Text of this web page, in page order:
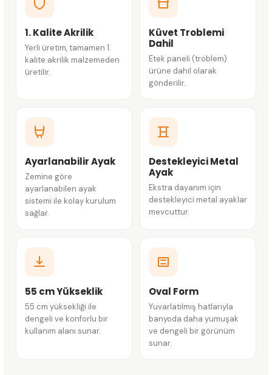
1. Kalite Akrilik
Yerli üretim, tamamen 1.
kalite akrilik malzemeden
üretilir.
Küvet Troblemi
Dahil
Etek paneli (troblem)
ürüne dahil olarak
gönderilir.
Ayarlanabilir Ayak
Zemine göre
ayarlanabilen ayak
sistemi ile kolay kurulum
sağlar.
Destekleyici Metal
Ayak
Ekstra dayanım için
destekleyici metal ayaklar
mevcuttur.
55 cm Yükseklik
55 cm yüksekliği ile
dengeli ve konforlu bir
kullanım alanı sunar.
Oval Form
Yuvarlatılmış hatlarıyla
banyoda daha yumuşak
ve dengeli bir görünüm
sunar.